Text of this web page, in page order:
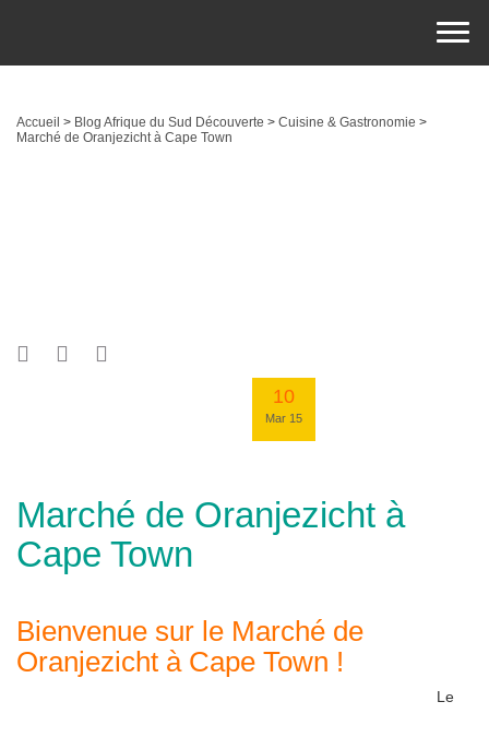
Accueil > Blog Afrique du Sud Découverte > Cuisine & Gastronomie >
Marché de Oranjezicht à Cape Town
10
Mar 15
Marché de Oranjezicht à
Cape Town
Bienvenue sur le Marché de
Oranjezicht à Cape Town !
Le